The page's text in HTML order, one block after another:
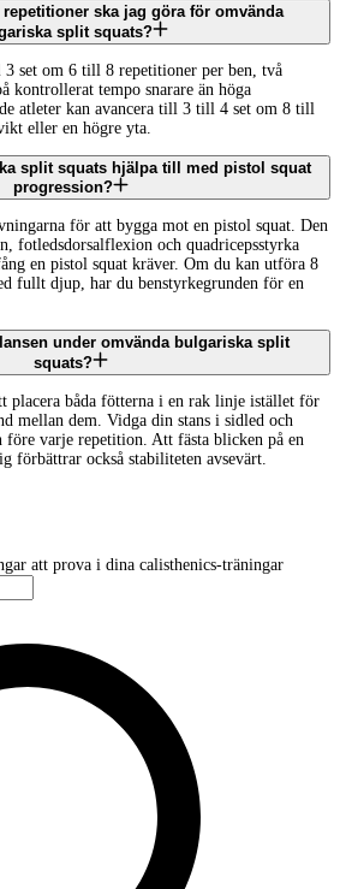
repetitioner ska jag göra för omvända
split squats?
set om 6 till 8 repetitioner per ben, två
kontrollerat tempo snarare än höga
atleter kan avancera till 3 till 4 set om 8 till
eller en högre yta.
split squats hjälpa till med pistol squat
progression?
för att bygga mot en pistol squat. Den
fotledsdorsalflexion och quadricepsstyrka
en pistol squat kräver. Om du kan utföra 8
fullt djup, har du benstyrkegrunden för en
under omvända bulgariska split
squats?
placera båda fötterna i en rak linje istället för
mellan dem. Vidga din stans i sidled och
före varje repetition. Att fästa blicken på en
förbättrar också stabiliteten avsevärt.
att prova i dina calisthenics-träningar